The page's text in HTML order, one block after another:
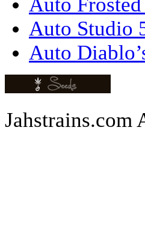
Auto Studio
Auto
Jahstrains.com